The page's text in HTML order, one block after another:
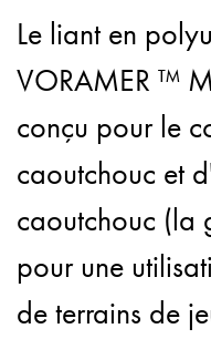
Le liant en
VORAMER ™
conçu pour le
caoutchouc et
caoutchouc (la
pour une
de terrains de